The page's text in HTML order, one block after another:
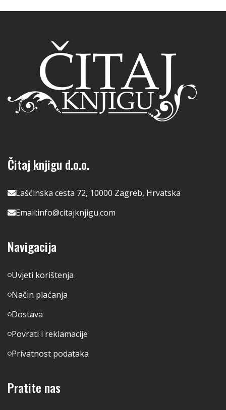
Čitaj knjigu d.o.o.
Lašćinska cesta 72, 10000 Zagreb, Hrvatska
Email:info@citajknjigu.com
Navigacija
Uvjeti korištenja
Način plaćanja
Dostava
Povrati i reklamacije
Privatnost podataka
Pratite nas